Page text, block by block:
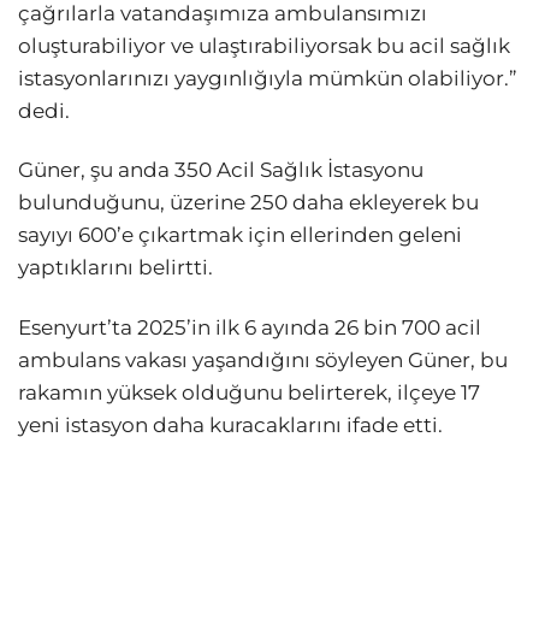
çağrılarla vatandaşımıza ambulansımızı
oluşturabiliyor ve ulaştırabiliyorsak bu acil sağlık
istasyonlarınızı yaygınlığıyla mümkün olabiliyor.”
dedi.
Güner, şu anda 350 Acil Sağlık İstasyonu
bulunduğunu, üzerine 250 daha ekleyerek bu
sayıyı 600’e çıkartmak için ellerinden geleni
yaptıklarını belirtti.
Esenyurt’ta 2025’in ilk 6 ayında 26 bin 700 acil
ambulans vakası yaşandığını söyleyen Güner, bu
rakamın yüksek olduğunu belirterek, ilçeye 17
yeni istasyon daha kuracaklarını ifade etti.